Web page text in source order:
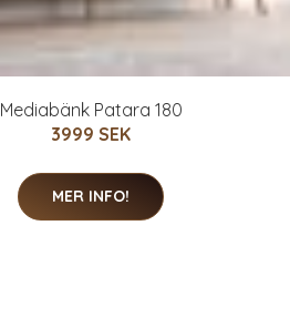
Mediabänk Patara 180
3999 SEK
MER INFO!